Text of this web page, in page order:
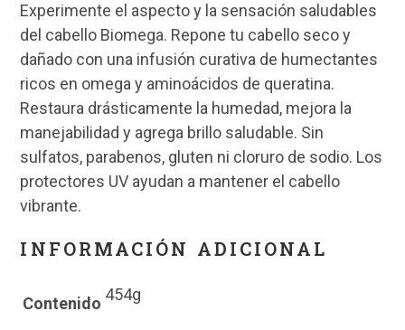
Experimente el aspecto y la sensación saludables
del cabello Biomega. Repone tu cabello seco y
dañado con una infusión curativa de humectantes
ricos en omega y aminoácidos de queratina.
Restaura drásticamente la humedad, mejora la
manejabilidad y agrega brillo saludable. Sin
sulfatos, parabenos, gluten ni cloruro de sodio. Los
protectores UV ayudan a mantener el cabello
vibrante.
INFORMACIÓN ADICIONAL
Contenido 454g